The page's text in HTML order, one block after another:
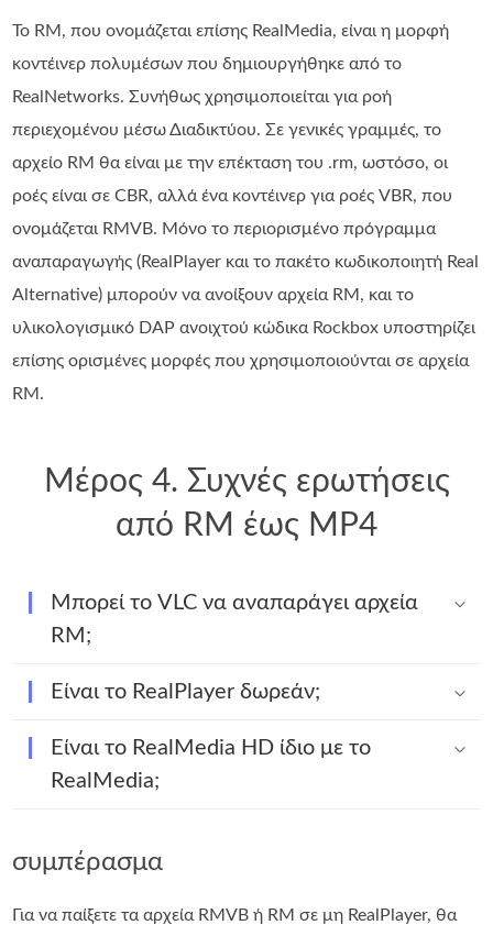
Το RM, που ονομάζεται επίσης RealMedia, είναι η μορφή
κοντέινερ πολυμέσων που δημιουργήθηκε από το
RealNetworks. Συνήθως χρησιμοποιείται για ροή
περιεχομένου μέσω Διαδικτύου. Σε γενικές γραμμές, το
αρχείο RM θα είναι με την επέκταση του .rm, ωστόσο, οι
ροές είναι σε CBR, αλλά ένα κοντέινερ για ροές VBR, που
ονομάζεται RMVB. Μόνο το περιορισμένο πρόγραμμα
αναπαραγωγής (RealPlayer και το πακέτο κωδικοποιητή Real
Alternative) μπορούν να ανοίξουν αρχεία RM, και το
υλικολογισμικό DAP ανοιχτού κώδικα Rockbox υποστηρίζει
επίσης ορισμένες μορφές που χρησιμοποιούνται σε αρχεία
RM.
Μέρος 4. Συχνές ερωτήσεις
από RM έως MP4
Μπορεί το VLC να αναπαράγει αρχεία
RM;
Είναι το RealPlayer δωρεάν;
Είναι το RealMedia HD ίδιο με το
RealMedia;
συμπέρασμα
Για να παίξετε τα αρχεία RMVB ή RM σε μη RealPlayer, θα